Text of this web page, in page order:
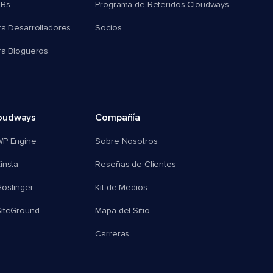
Desarrolladores
Blogueros
Programa de Referidos Cloudways
Socios
Engine
Compañía
Sobre Nosotros
Reseñas de Clientes
Kit de Medios
Mapa del Sitio
Carreras